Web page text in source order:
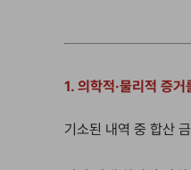
1. 의학적·물리적 증
기소된 내역 중 합산